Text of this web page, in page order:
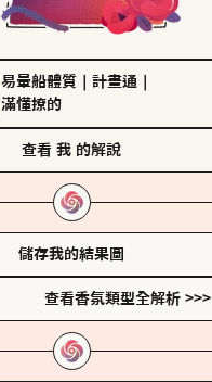
易暈船體質 計畫通
滿懂撩的
查看 我 的解說
儲存我的結果圖
查看香氛類型全解析 >>>